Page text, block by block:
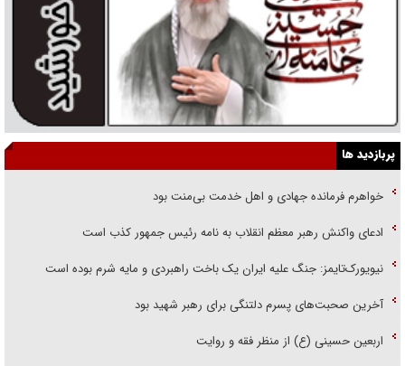
پربازدید ها
خواهرم فرمانده جهادی و اهل خدمت بی‌منت بود
ادعای واکنش رهبر معظم انقلاب به نامه رئیس جمهور کذب است
نیویورک‌تایمز: جنگ علیه ایران یک باخت راهبردی و مایه شرم بوده است
آخرین صحبت‌های پسرم دلتنگی برای رهبر شهید بود
اربعین حسینی (ع) از منظر فقه و روایت